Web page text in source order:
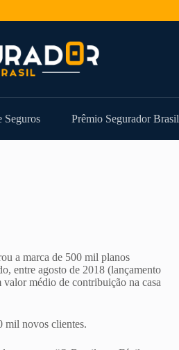
Seguros Prêmio Segurador Brasil
a marca de 500 mil planos
entre agosto de 2018 (lançamento
médio de contribuição na casa
mil novos clientes.